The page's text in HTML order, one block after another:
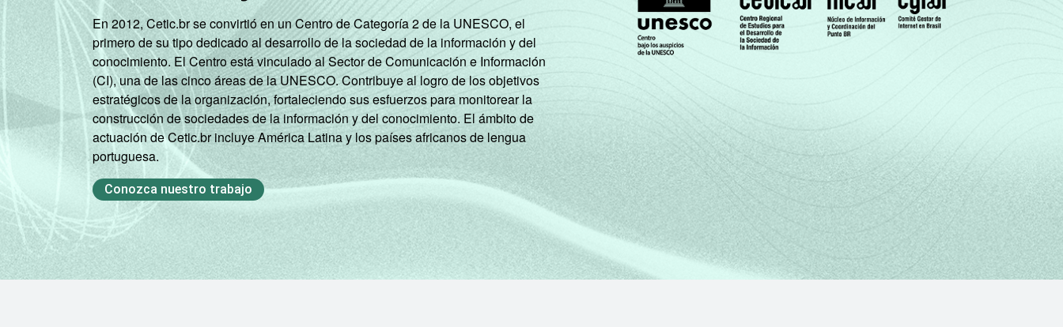
En 2012, Cetic.br se convirtió en un Centro de Categoría 2 de la UNESCO, el
primero de su tipo dedicado al desarrollo de la sociedad de la información y del
conocimiento. El Centro está vinculado al Sector de Comunicación e Información
(CI), una de las cinco áreas de la UNESCO. Contribuye al logro de los objetivos
estratégicos de la organización, fortaleciendo sus esfuerzos para monitorear la
construcción de sociedades de la información y del conocimiento. El ámbito de
actuación de Cetic.br incluye América Latina y los países africanos de lengua
portuguesa.
Conozca nuestro trabajo